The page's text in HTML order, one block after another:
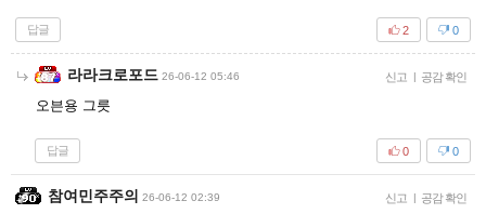
답글 0
2
라라크로포드 26-06-12 05:46 신고 | 공감 확인
오븐용 그릇
답글 0
0
참여민주주의 26-06-12 02:39 신고 | 공감 확인